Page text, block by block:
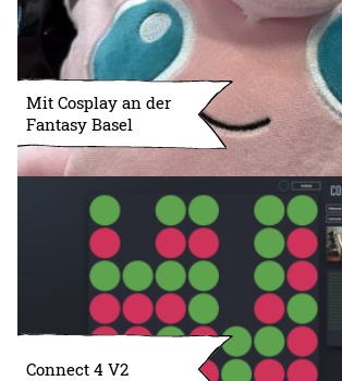
Mit Cosplay an der
Fantasy Basel
Connect 4 V2